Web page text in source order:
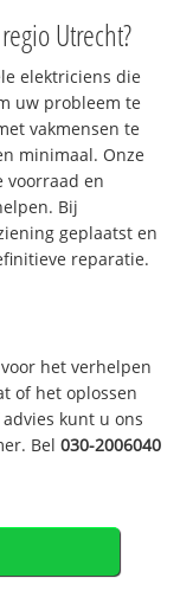
Utrecht?
elektriciens die
uw probleem te
vakmensen te
minimaal. Onze
voorraad en
Bij
geplaatst en
reparatie.
het verhelpen
of het oplossen
kunt u ons
Bel030-2006040